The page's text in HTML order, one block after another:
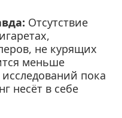
Отсутствие
не курящих
меньше
пока
несёт в себе